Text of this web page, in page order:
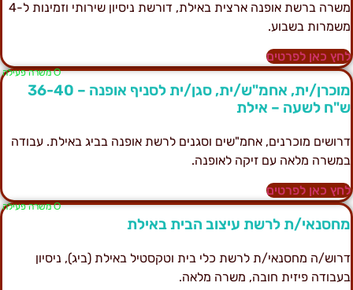
משרה ברשת אופנה ארצית באילת, דורשת ניסיון שירותי וזמינות ל-4
בשבוע.
כאן לפרטים
Ο משרה פעילה
מוכרן/ית, אחמ"ש/ית, סגן/ית לסניף אופנה – 36-40
לשעה – אילת
מוכרנים, אחמ"שים וסגנים לרשת אופנה בביג באילת. עבודה
מלאה עם זיקה לאופנה.
כאן לפרטים
Ο משרה פעילה
ת לרשת עיצוב הבית באילת
ה מחסנאי/ת לרשת כלי בית וטקסטיל באילת (ביג), ניסיון
פיזית חובה, משרה מלאה.